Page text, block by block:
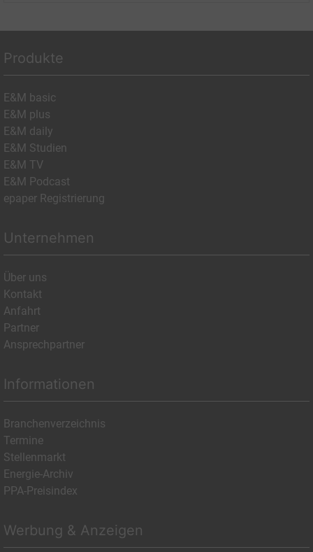
Produkte
E&M basic
E&M plus
E&M daily
E&M Studien
E&M TV
E&M Podcast
epaper Registrierung
Unternehmen
Über uns
Kontakt
Anfahrt
Partner
Ansprechpartner
Informationen
Branchenverzeichnis
Termine
Stellenmarkt
Energie-Archiv
PPA-Preisindex
Werbung & Anzeigen